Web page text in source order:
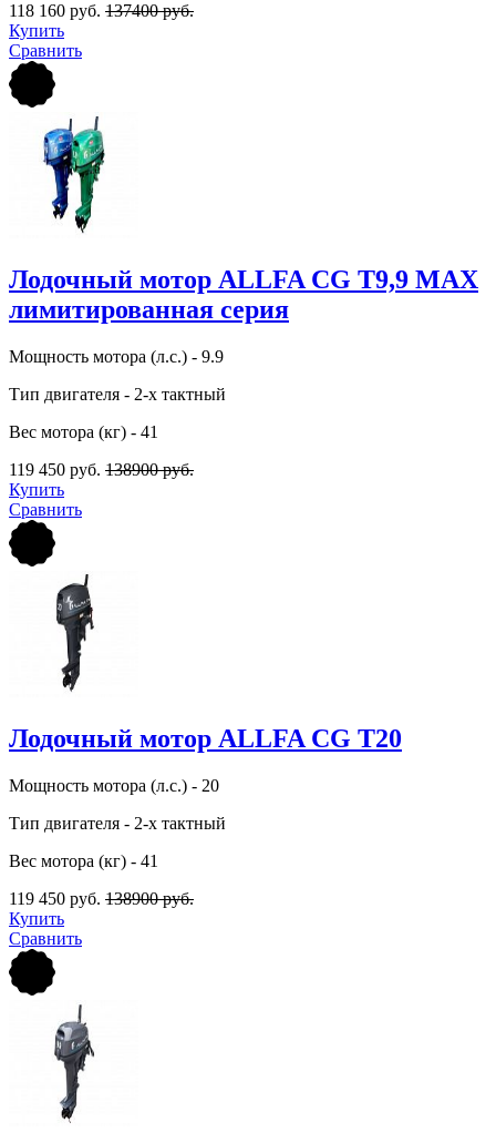
118 160 руб. 137400 руб.
Купить
Сравнить
Лодочный мотор ALLFA CG Т9,9 MAX
лимитированная серия
Мощность мотора (л.с.) - 9.9
Тип двигателя - 2-х тактный
Вес мотора (кг) - 41
119 450 руб. 138900 руб.
Купить
Сравнить
Лодочный мотор ALLFA CG Т20
Мощность мотора (л.с.) - 20
Тип двигателя - 2-х тактный
Вес мотора (кг) - 41
119 450 руб. 138900 руб.
Купить
Сравнить